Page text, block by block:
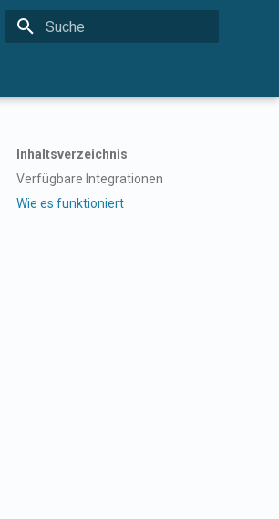
Inhaltsverzeichnis
Verfügbare Integrationen
Wie es funktioniert